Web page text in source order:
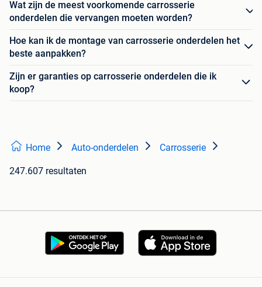
Wat zijn de meest voorkomende carrosserie
onderdelen die vervangen moeten worden?
Hoe kan ik de montage van carrosserie onderdelen het
beste aanpakken?
Zijn er garanties op carrosserie onderdelen die ik
koop?
Home Auto-onderdelen Carrosserie
247.607 resultaten